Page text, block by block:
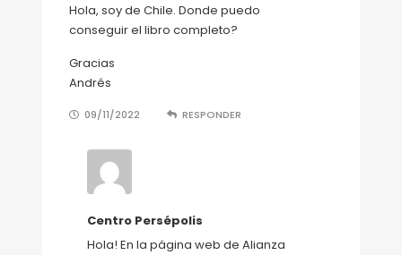
Hola, soy de Chile. Donde puedo
conseguir el libro completo?
Gracias
Andrés
09/11/2022 RESPONDER
Centro Persépolis
Hola! En la página web de Alianza